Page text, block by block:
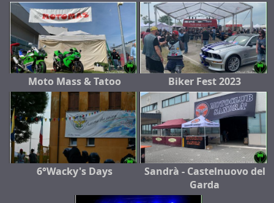
Moto Mass & Tatoo Biker Fest 2023
6°Wacky's Days
Sandrà - Castelnuovo del
Garda